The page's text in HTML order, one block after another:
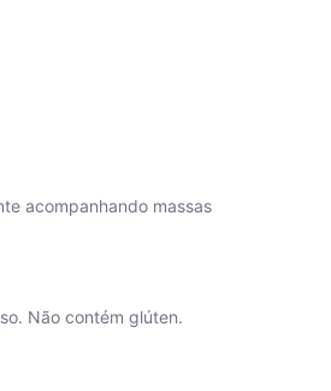
acompanhando massas
Não contém glúten.